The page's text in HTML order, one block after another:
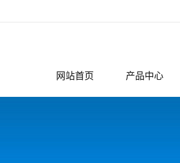
网站首页 产品中心